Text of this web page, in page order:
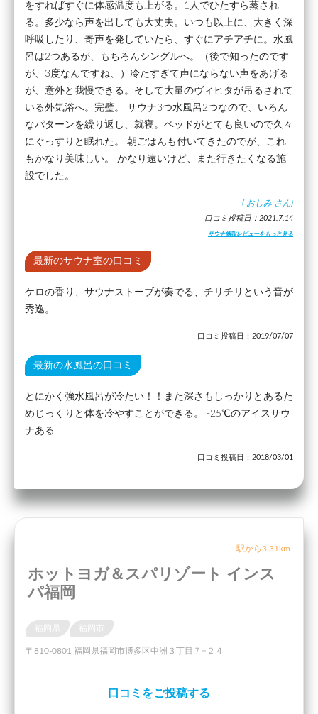
をすればすぐに体感温度も上がる。1人でひたすら蒸され
る。多少なら声を出しても大丈夫。いつも以上に、大きく深
呼吸したり、奇声を発していたら、すぐにアチアチに。水風
呂は2つあるが、もちろんシングルへ。（後で知ったのです
が、3度なんですね、）冷たすぎて声にならない声をあげる
が、意外と我慢できる。そして大量のヴィヒタが吊るされて
いる外気浴へ。完璧。 サウナ3つ水風呂2つなので、いろん
なパターンを繰り返し、就寝。ベッドがとても良いので久々
にぐっすりと眠れた。 朝ごはんも付いてきたのでが、これ
もかなり美味しい。 かなり遠いけど、また行きたくなる施
設でした。
( おしみ さん)
口コミ投稿日：2021.7.14
サウナ施設レビューをもっと見る
最新のサウナ室の口コミ
ケロの香り、サウナストーブが奏でる、チリチリという音が
秀逸。
口コミ投稿日：2019/07/07
最新の水風呂の口コミ
とにかく強水風呂が冷たい！！また深さもしっかりとあるた
めじっくりと体を冷やすことができる。 -25℃のアイスサウ
ナある
口コミ投稿日：2018/03/01
駅から3.31km
ホットヨガ＆スパリゾート インス
パ福岡
〒810-0801 福岡県福岡市博多区中洲３丁目７−２４
口コミをご投稿する